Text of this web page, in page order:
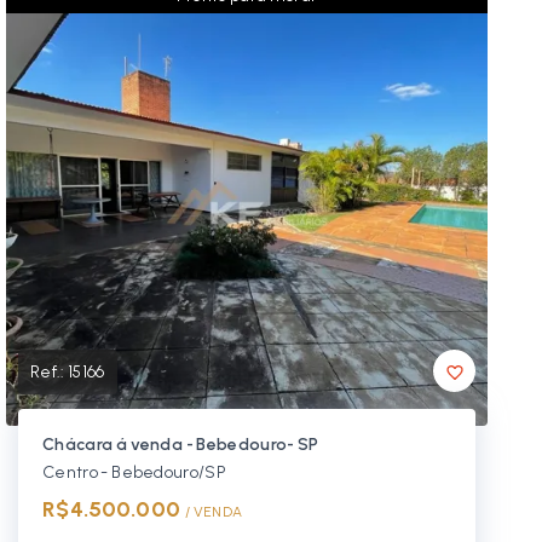
Ref.: 15166
Chácara á venda - Bebedouro- SP
Centro - Bebedouro/SP
R$4.500.000 / VENDA